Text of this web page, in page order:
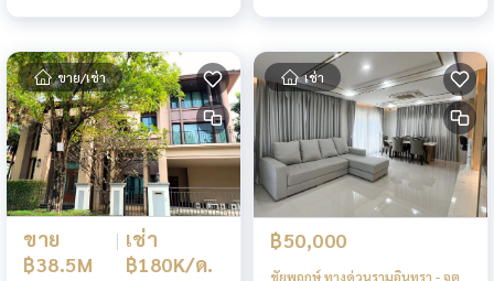
ขาย/เช่า
ขาย
฿38.5M
| เช่า
฿180K/ด.
เช่า
฿50,000
ชัยพฤกษ์ ทางด่วนรามอินทรา - จตุ